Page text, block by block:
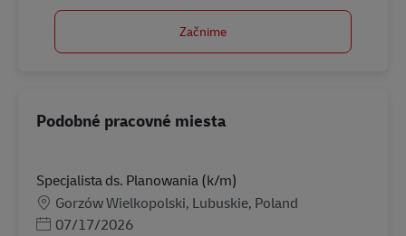
Začnime
Podobné pracovné miesta
Specjalista ds. Planowania (k/m)
MiestoGorzów Wielkopolski, Lubuskie, Poland
Posted Date
07/17/2026